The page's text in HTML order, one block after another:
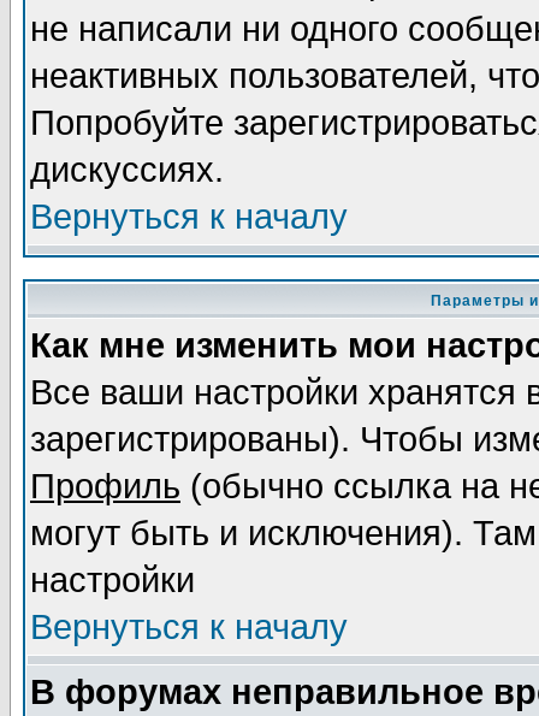
не написали ни одного
неактивных пользователей,
Попробуйте
дискуссиях.
Вернуться к началу
Параметры
Как мне изменить мои
Все ваши настройки
зарегистрированы). Чтобы
Профиль (обычно ссылка на
могут быть и исключения).
настройки
Вернуться к началу
В форумах неправильное